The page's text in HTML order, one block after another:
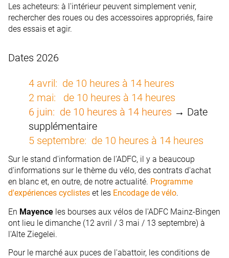
Les acheteurs: à l'intérieur peuvent simplement venir,
rechercher des roues ou des accessoires appropriés, faire
des essais et agir.
Dates 2026
4 avril: de 10 heures à 14 heures
2 mai: de 10 heures à 14 heures
6 juin: de 10 heures à 14 heures → Date
supplémentaire
5 septembre: de 10 heures à 14 heures
Sur le stand d'information de l'ADFC, il y a beaucoup
d'informations sur le thème du vélo, des contrats d'achat
en blanc et, en outre, de notre actualité. Programme
d'expériences cyclistes et les Encodage de vélo.
En Mayence les bourses aux vélos de l'ADFC Mainz-Bingen
ont lieu le dimanche (12 avril / 3 mai / 13 septembre) à
l'Alte Ziegelei.
Pour le marché aux puces de l'abattoir, les conditions de